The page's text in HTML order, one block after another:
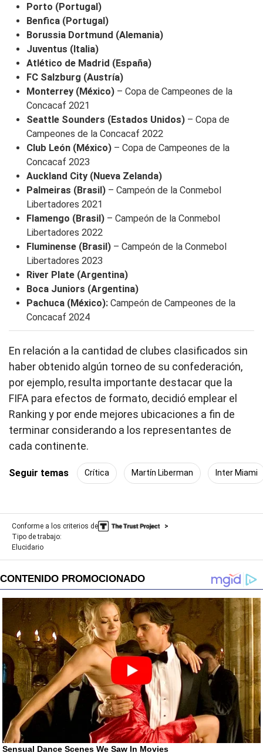
Porto (Portugal)
Benfica (Portugal)
Borussia Dortmund (Alemania)
Juventus (Italia)
Atlético de Madrid (España)
FC Salzburg (Austría)
Monterrey (México) – Copa de Campeones de la
Concacaf 2021
Seattle Sounders (Estados Unidos) – Copa de
Campeones de la Concacaf 2022
Club León (México) – Copa de Campeones de la
Concacaf 2023
Auckland City (Nueva Zelanda)
Palmeiras (Brasil) – Campeón de la Conmebol
Libertadores 2021
Flamengo (Brasil) – Campeón de la Conmebol
Libertadores 2022
Fluminense (Brasil) – Campeón de la Conmebol
Libertadores 2023
River Plate (Argentina)
Boca Juniors (Argentina)
Pachuca (México): Campeón de Campeones de la
Concacaf 2024
En relación a la cantidad de clubes clasificados sin
haber obtenido algún torneo de su confederación,
por ejemplo, resulta importante destacar que la
FIFA para efectos de formato, decidió emplear el
Ranking y por ende mejores ubicaciones a fin de
terminar considerando a los representantes de
cada continente.
Seguir temas Crítica Martín Liberman Inter Miami
Conforme a los criterios de
Tipo de trabajo:
Elucidario